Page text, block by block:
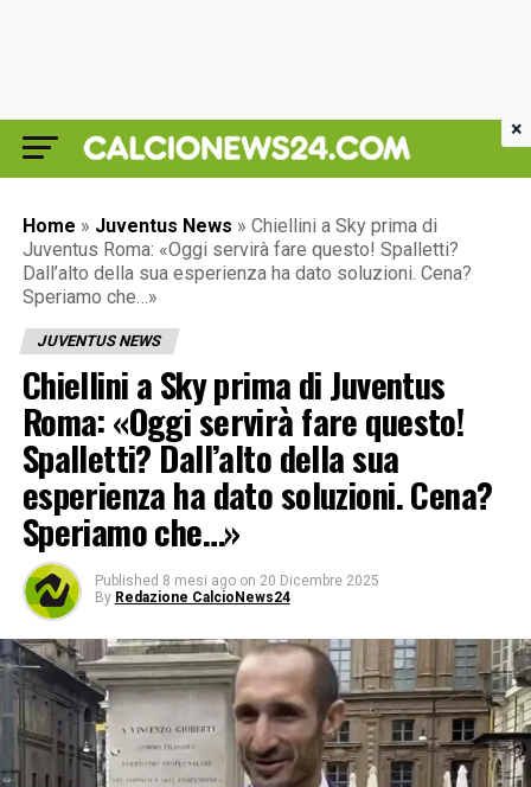
Home » Juventus News » Chiellini a Sky prima di
Juventus Roma: «Oggi servirà fare questo! Spalletti?
Dall’alto della sua esperienza ha dato soluzioni. Cena?
Speriamo che…»
JUVENTUS NEWS
Chiellini a Sky prima di Juventus
Roma: «Oggi servirà fare questo!
Spalletti? Dall’alto della sua
esperienza ha dato soluzioni. Cena?
Speriamo che…»
Published 8 mesi ago on 20 Dicembre 2025
By Redazione CalcioNews24
×